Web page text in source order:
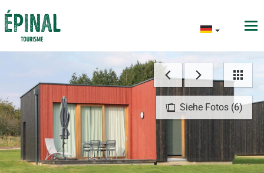
Siehe Fotos (6)